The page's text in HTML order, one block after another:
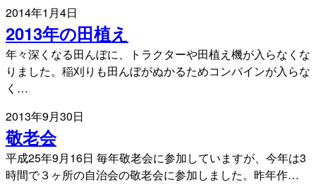
2014年1月4日
2013年の田植え
年々深くなる田んぼに、トラクターや田植え機が入らなくな
りました。稲刈りも田んぼがぬかるためコンバインが入らな
く…
2013年9月30日
敬老会
平成25年9月16日 毎年敬老会に参加していますが、今年は3
時間で３ヶ所の自治会の敬老会に参加しました。昨年作…